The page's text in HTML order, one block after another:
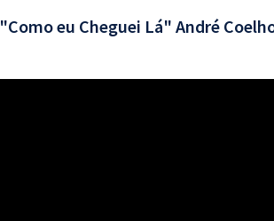
"Como eu Cheguei Lá" André